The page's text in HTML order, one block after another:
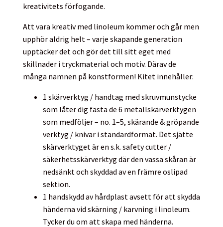
kreativitets förfogande.
Att vara kreativ med linoleum kommer och går men
upphör aldrig helt – varje skapande generation
upptäcker det och gör det till sitt eget med
skillnader i tryckmaterial och motiv. Därav de
många namnen på konstformen! Kitet innehåller:
1 skärverktyg / handtag med skruvmunstycke
som låter dig fästa de 6 metallskärverktygen
som medföljer – no. 1–5, skärande & gröpande
verktyg / knivar i standardformat. Det sjätte
skärverktyget är en s.k. safety cutter /
säkerhetsskärverktyg där den vassa skåran är
nedsänkt och skyddad av en främre oslipad
sektion.
1 handskydd av hårdplast avsett för att skydda
händerna vid skärning / karvning i linoleum.
Tycker du om att skapa med händerna.